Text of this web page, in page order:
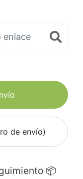
de envío)
📦